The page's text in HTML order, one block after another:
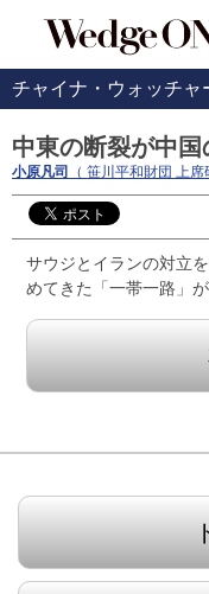
チャイナ・ウォッチャ
中東の断裂が中国
小原凡司 （ 笹川平和財団 上席
サウジとイランの対立
めてきた「一帯一路」